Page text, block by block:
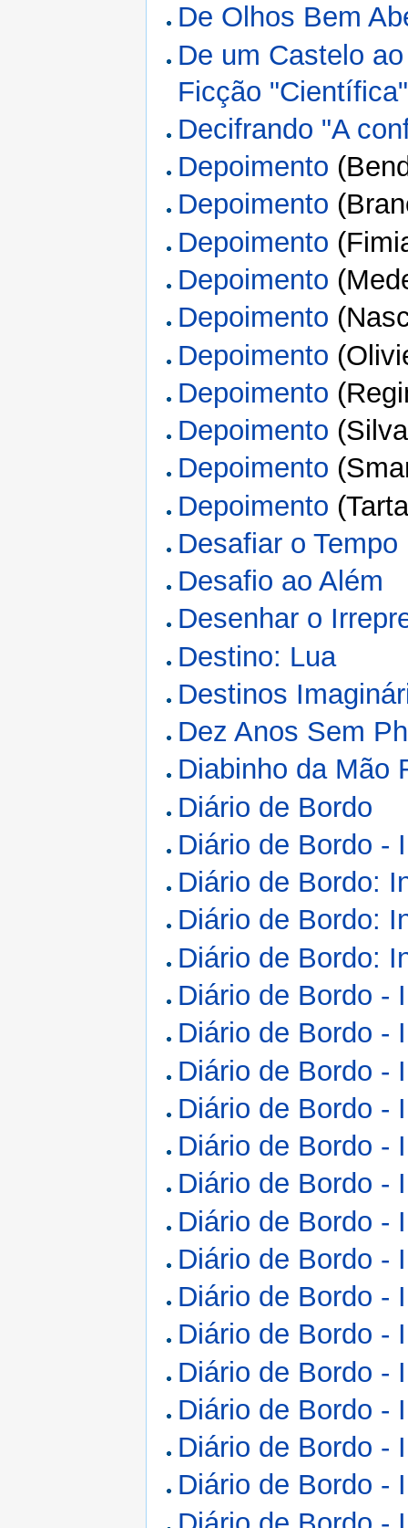
De Olhos Bem
De um Castelo
Ficção
Decifrando "A
Depoimento
Depoimento
Depoimento
Depoimento
Depoimento
Depoimento
Depoimento
Depoimento
Depoimento
Depoimento
Desafiar o Tempo
Desafio ao Além
Desenhar o
Destino: Lua
Destinos
Dez Anos Sem
Diabinho da Mão
Diário de Bordo
Diário de Bordo -
Diário de Bordo:
Diário de Bordo:
Diário de Bordo:
Diário de Bordo -
Diário de Bordo -
Diário de Bordo -
Diário de Bordo -
Diário de Bordo -
Diário de Bordo -
Diário de Bordo -
Diário de Bordo -
Diário de Bordo -
Diário de Bordo -
Diário de Bordo -
Diário de Bordo -
Diário de Bordo -
Diário de Bordo -